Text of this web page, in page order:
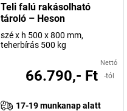
Teli falú rakásolható
tároló – Heson
szé x h 500 x 800 mm,
teherbírás 500 kg
Nettó
66.790,- Ft -tól
17-19 munkanap alatt